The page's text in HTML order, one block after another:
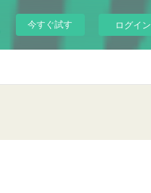
今すぐ試す ログイン